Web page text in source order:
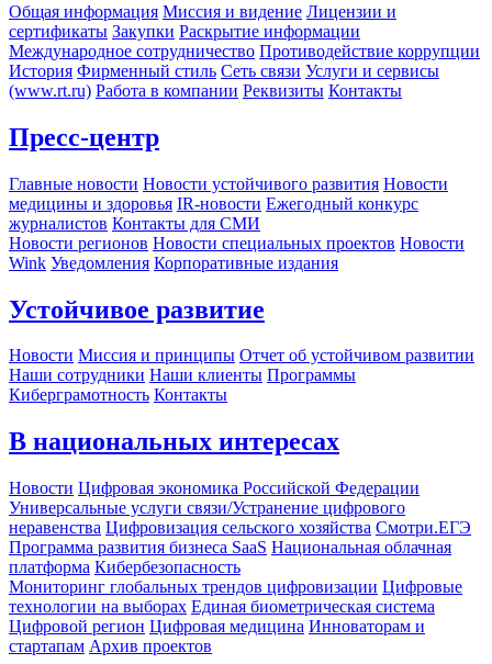
Общая информация Миссия и видение Лицензии и
сертификаты Закупки Раскрытие информации
Международное сотрудничество Противодействие коррупции
История Фирменный стиль Сеть связи Услуги и сервисы
(www.rt.ru) Работа в компании Реквизиты Контакты
Пресс-центр
Главные новости Новости устойчивого развития Новости
медицины и здоровья IR-новости Ежегодный конкурс
журналистов Контакты для СМИ
Новости регионов Новости специальных проектов Новости
Wink Уведомления Корпоративные издания
Устойчивое развитие
Новости Миссия и принципы Отчет об устойчивом развитии
Наши сотрудники Наши клиенты Программы
Киберграмотность Контакты
В национальных интересах
Новости Цифровая экономика Российской Федерации
Универсальные услуги связи/Устранение цифрового
неравенства Цифровизация сельского хозяйства Смотри.ЕГЭ
Программа развития бизнеса SaaS Национальная облачная
платформа Кибербезопасность
Мониторинг глобальных трендов цифровизации Цифровые
технологии на выборах Единая биометрическая система
Цифровой регион Цифровая медицина Инноваторам и
стартапам Архив проектов